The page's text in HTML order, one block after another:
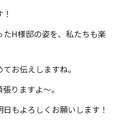
H様邸の姿を、私たちも楽
お伝えしますね。
りますよ〜。
もよろしくお願いします！